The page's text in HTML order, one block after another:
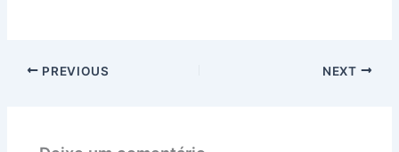
PREVIOUS NEXT